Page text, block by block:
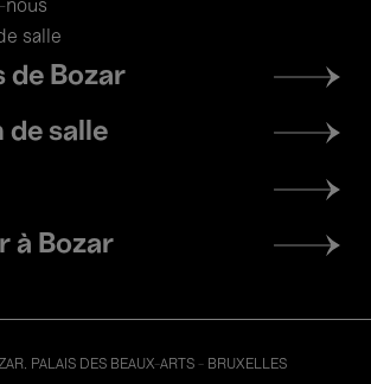
nous
salle
de Bozar
de salle
à Bozar
PALAIS DES BEAUX-ARTS - BRUXELLES